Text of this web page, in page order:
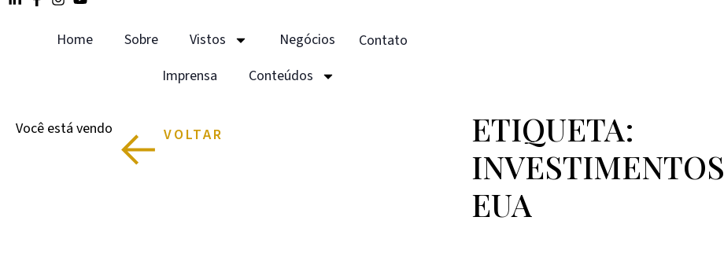
Home Sobre Vistos
Negócios
Imprensa
Conteúdos
Contato
Você está vendo VOLTAR
ETIQUETA:
INVESTIMENTOS
EUA